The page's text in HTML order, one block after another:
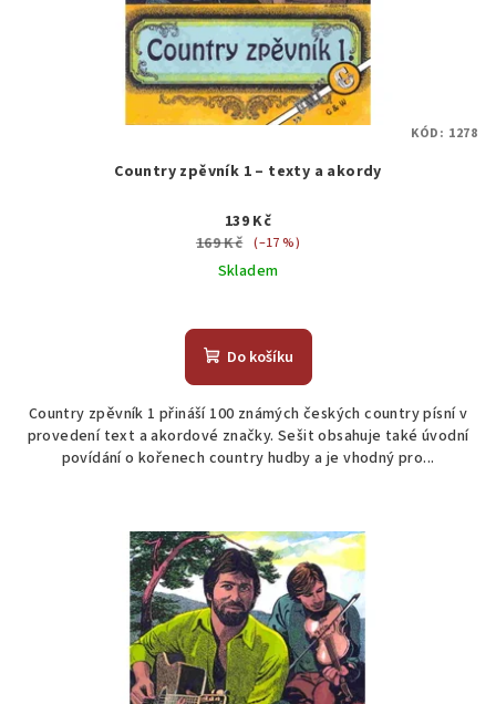
Country zpěvník 1 – texty a akordy
139 Kč
169 Kč (–17 %)
Skladem
Do košíku
Country zpěvník 1 přináší 100 známých českých country písní v
provedení text a akordové značky. Sešit obsahuje také úvodní
povídání o kořenech country hudby a je vhodný pro...
KÓD: 1278